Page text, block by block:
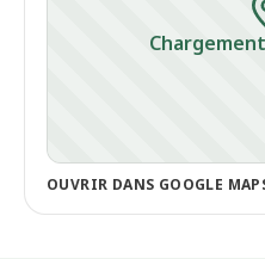
OUVRIR DANS GOOGLE